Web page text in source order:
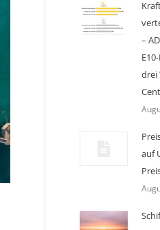
–
drei
Cent
auf